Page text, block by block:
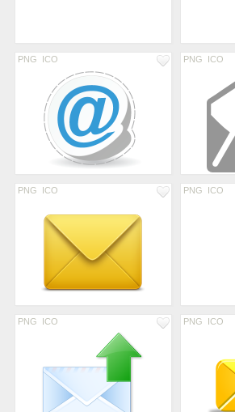
PNG ICO PNG ICO
PNG ICO PNG ICO
PNG ICO PNG ICO